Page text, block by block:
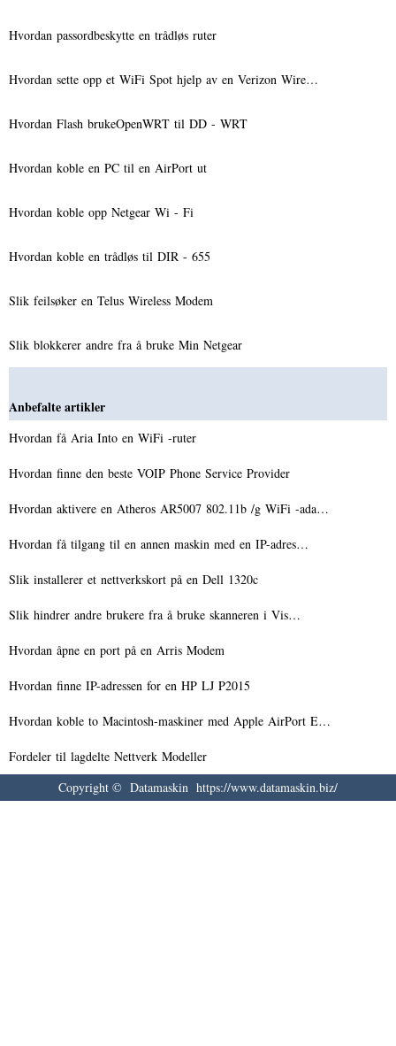
Hvordan passordbeskytte en trådløs ruter
Hvordan sette opp et WiFi Spot hjelp av en Verizon Wire…
Hvordan Flash brukeOpenWRT til DD - WRT
Hvordan koble en PC til en AirPort ut
Hvordan koble opp Netgear Wi - Fi
Hvordan koble en trådløs til DIR - 655
Slik feilsøker en Telus Wireless Modem
Slik blokkerer andre fra å bruke Min Netgear
Anbefalte artikler
Hvordan få Aria Into en WiFi -ruter
Hvordan finne den beste VOIP Phone Service Provider
Hvordan aktivere en Atheros AR5007 802.11b /g WiFi -ada…
Hvordan få tilgang til en annen maskin med en IP-adres…
Slik installerer et nettverkskort på en Dell 1320c
Slik hindrer andre brukere fra å bruke skanneren i Vis…
Hvordan åpne en port på en Arris Modem
Hvordan finne IP-adressen for en HP LJ P2015
Hvordan koble to Macintosh-maskiner med Apple AirPort E…
Fordeler til lagdelte Nettverk Modeller
Copyright © Datamaskin https://www.datamaskin.biz/